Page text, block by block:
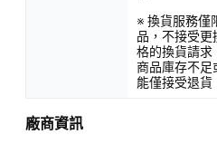
※ 換貨服務僅
品，不接受更
格的換貨請求
商品庫存不足
能僅接受退貨
廠商資訊